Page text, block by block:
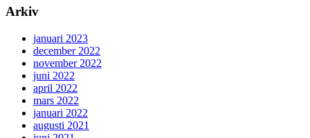
Arkiv
januari 2023
december 2022
november 2022
juni 2022
april 2022
mars 2022
januari 2022
augusti 2021